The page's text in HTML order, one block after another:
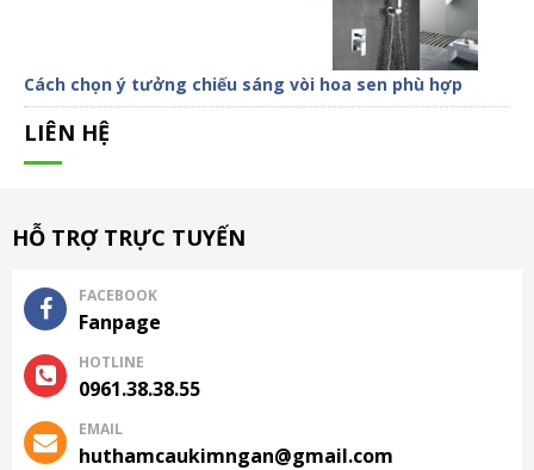
Cách chọn ý tưởng chiếu sáng vòi hoa sen phù hợp
LIÊN HỆ
HỖ TRỢ TRỰC TUYẾN
FACEBOOK
Fanpage
HOTLINE
0961.38.38.55
EMAIL
huthamcaukimngan@gmail.com